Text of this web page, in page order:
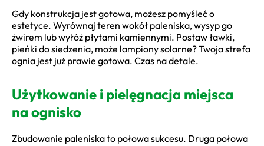
Gdy konstrukcja jest gotowa, możesz pomyśleć o
estetyce. Wyrównaj teren wokół paleniska, wysyp go
żwirem lub wyłóż płytami kamiennymi. Postaw ławki,
pieńki do siedzenia, może lampiony solarne? Twoja strefa
ognia jest już prawie gotowa. Czas na detale.
Użytkowanie i pielęgnacja miejsca
na ognisko
Zbudowanie paleniska to połowa sukcesu. Druga połowa